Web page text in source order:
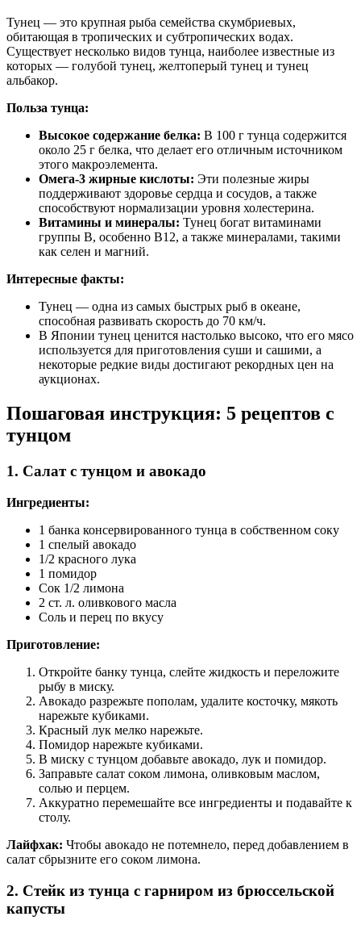
Тунец — это крупная рыба семейства скумбриевых,
обитающая в тропических и субтропических водах.
Существует несколько видов тунца, наиболее известные из
которых — голубой тунец, желтоперый тунец и тунец
альбакор.
Польза тунца:
Высокое содержание белка: В 100 г тунца содержится
около 25 г белка, что делает его отличным источником
этого макроэлемента.
Омега-3 жирные кислоты: Эти полезные жиры
поддерживают здоровье сердца и сосудов, а также
способствуют нормализации уровня холестерина.
Витамины и минералы: Тунец богат витаминами
группы B, особенно B12, а также минералами, такими
как селен и магний.
Интересные факты:
Тунец — одна из самых быстрых рыб в океане,
способная развивать скорость до 70 км/ч.
В Японии тунец ценится настолько высоко, что его мясо
используется для приготовления суши и сашими, а
некоторые редкие виды достигают рекордных цен на
аукционах.
Пошаговая инструкция: 5 рецептов с
тунцом
1. Салат с тунцом и авокадо
Ингредиенты:
1 банка консервированного тунца в собственном соку
1 спелый авокадо
1/2 красного лука
1 помидор
Сок 1/2 лимона
2 ст. л. оливкового масла
Соль и перец по вкусу
Приготовление:
Откройте банку тунца, слейте жидкость и переложите
рыбу в миску.
Авокадо разрежьте пополам, удалите косточку, мякоть
нарежьте кубиками.
Красный лук мелко нарежьте.
Помидор нарежьте кубиками.
В миску с тунцом добавьте авокадо, лук и помидор.
Заправьте салат соком лимона, оливковым маслом,
солью и перцем.
Аккуратно перемешайте все ингредиенты и подавайте к
столу.
Лайфхак: Чтобы авокадо не потемнело, перед добавлением в
салат сбрызните его соком лимона.
2. Стейк из тунца с гарниром из брюссельской
капусты